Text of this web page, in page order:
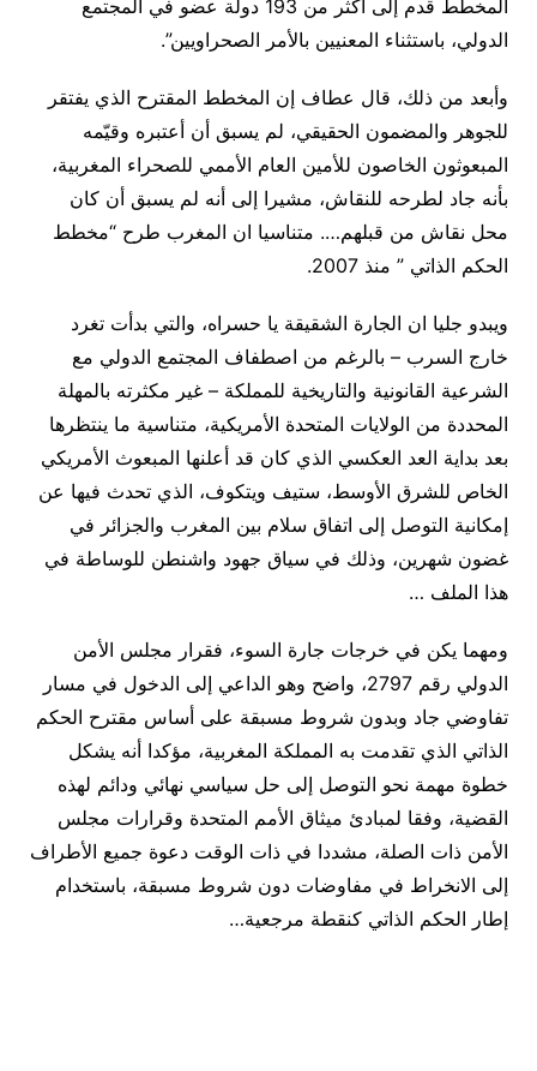
المخطط قدم إلى أكثر من 193 دولة عضو في المجتمع
الدولي، باستثناء المعنيين بالأمر الصحراويين”.
وأبعد من ذلك، قال عطاف إن المخطط المقترح الذي يفتقر
للجوهر والمضمون الحقيقي، لم يسبق أن أعتبره وقيّمه
المبعوثون الخاصون للأمين العام الأممي للصحراء المغربية،
بأنه جاد لطرحه للنقاش، مشيرا إلى أنه لم يسبق أن كان
محل نقاش من قبلهم…. متناسيا ان المغرب طرح “مخطط
الحكم الذاتي ” منذ 2007.
ويبدو جليا ان الجارة الشقيقة يا حسراه، والتي بدأت تغرد
خارج السرب – بالرغم من اصطفاف المجتمع الدولي مع
الشرعية القانونية والتاريخية للمملكة – غير مكثرته بالمهلة
المحددة من الولايات المتحدة الأمريكية، متناسية ما ينتظرها
بعد بداية العد العكسي الذي كان قد أعلنها المبعوث الأمريكي
الخاص للشرق الأوسط، ستيف ويتكوف، الذي تحدث فيها عن
إمكانية التوصل إلى اتفاق سلام بين المغرب والجزائر في
غضون شهرين، وذلك في سياق جهود واشنطن للوساطة في
هذا الملف …
ومهما يكن في خرجات جارة السوء، فقرار مجلس الأمن
الدولي رقم 2797، واضح وهو الداعي إلى الدخول في مسار
تفاوضي جاد وبدون شروط مسبقة على أساس مقترح الحكم
الذاتي الذي تقدمت به المملكة المغربية، مؤكدا أنه يشكل
خطوة مهمة نحو التوصل إلى حل سياسي نهائي ودائم لهذه
القضية، وفقا لمبادئ ميثاق الأمم المتحدة وقرارات مجلس
الأمن ذات الصلة، مشددا في ذات الوقت دعوة جميع الأطراف
إلى الانخراط في مفاوضات دون شروط مسبقة، باستخدام
إطار الحكم الذاتي كنقطة مرجعية…